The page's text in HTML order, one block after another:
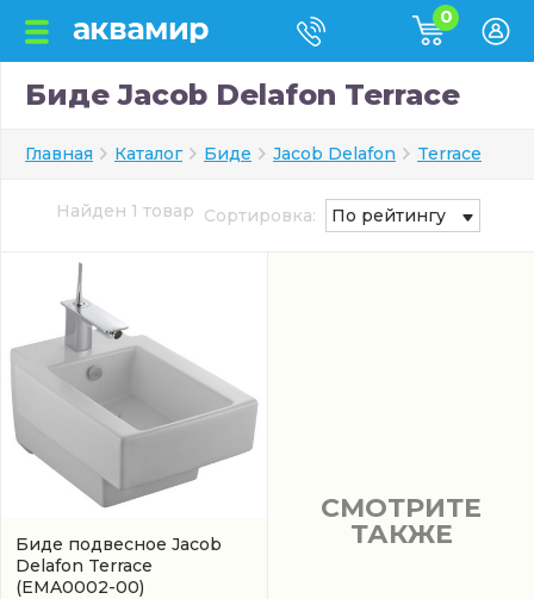
0
Биде Jacob Delafon Terrace
Главная Каталог Биде Jacob Delafon Terrace
Найден 1 товар Сортировка: По рейтингу
Биде подвесное Jacob
Delafon Terrace
(EMA0002-00)
СМОТРИТЕ
ТАКЖЕ